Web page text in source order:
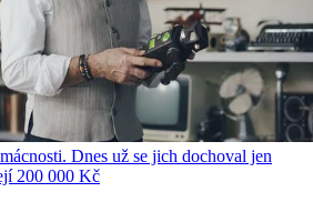
Dnes už se jich dochoval jen
200 000 Kč